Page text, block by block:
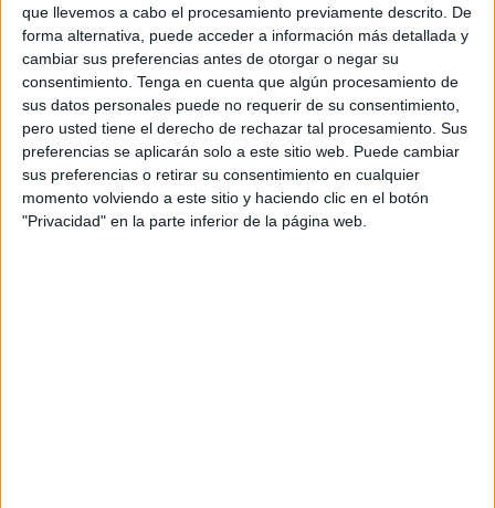
que llevemos a cabo el procesamiento previamente descrito. De
forma alternativa, puede acceder a información más detallada y
cambiar sus preferencias antes de otorgar o negar su
consentimiento. Tenga en cuenta que algún procesamiento de
sus datos personales puede no requerir de su consentimiento,
pero usted tiene el derecho de rechazar tal procesamiento. Sus
preferencias se aplicarán solo a este sitio web. Puede cambiar
sus preferencias o retirar su consentimiento en cualquier
momento volviendo a este sitio y haciendo clic en el botón
"Privacidad" en la parte inferior de la página web.